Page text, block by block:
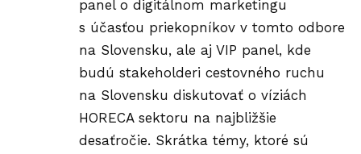
panel o digitálnom marketingu
s účasťou priekopníkov v tomto odbore
na Slovensku, ale aj VIP panel, kde
budú stakeholderi cestovného ruchu
na Slovensku diskutovať o víziách
HORECA sektoru na najbližšie
desaťročie. Skrátka témy, ktoré sú